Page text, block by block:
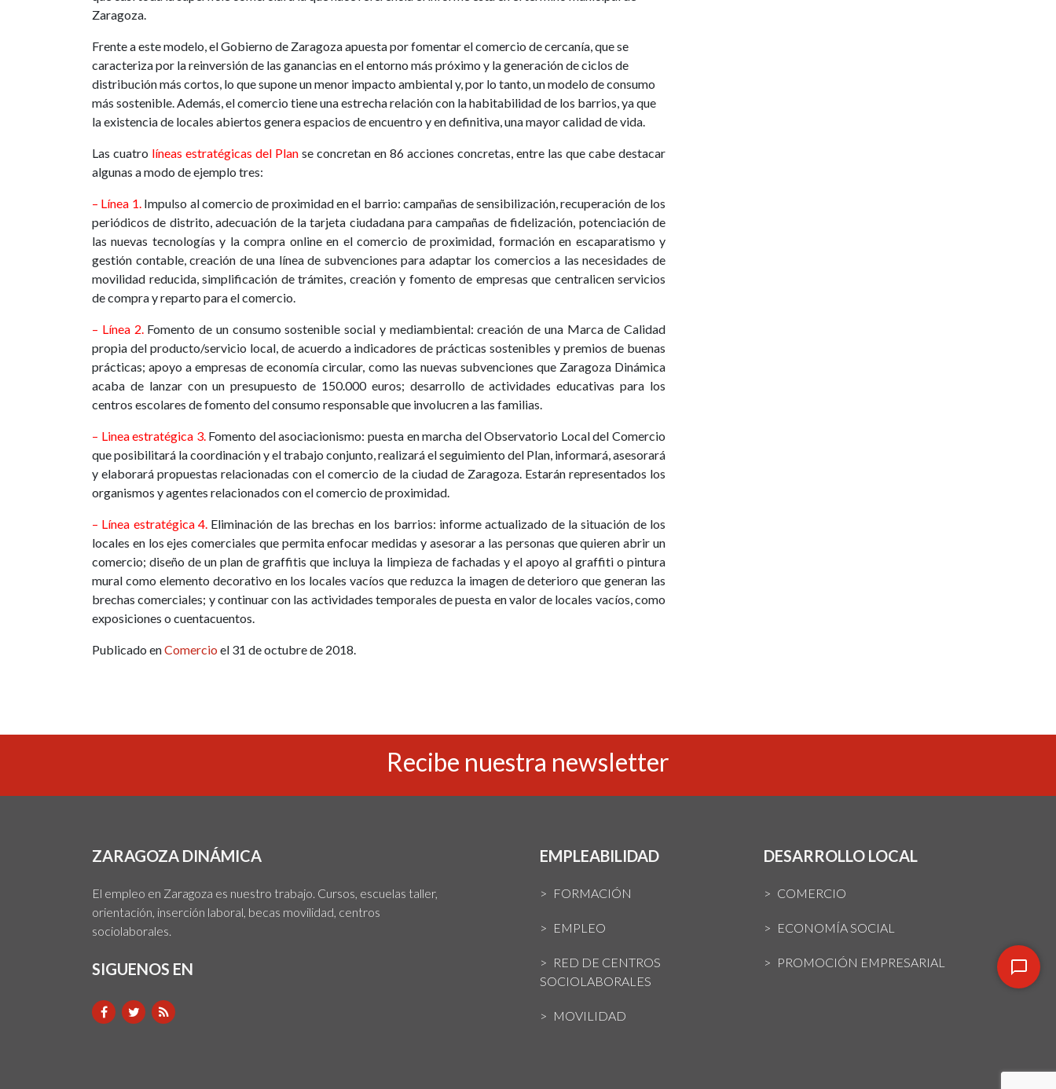
Zaragoza.
Frente a este modelo, el Gobierno de Zaragoza apuesta por fomentar el comercio de cercanía, que se
caracteriza por la reinversión de las ganancias en el entorno más próximo y la generación de ciclos de
distribución más cortos, lo que supone un menor impacto ambiental y, por lo tanto, un modelo de consumo
más sostenible. Además, el comercio tiene una estrecha relación con la habitabilidad de los barrios, ya que
la existencia de locales abiertos genera espacios de encuentro y en definitiva, una mayor calidad de vida.
Las cuatro líneas estratégicas del Plan se concretan en 86 acciones concretas, entre las que cabe destacar
algunas a modo de ejemplo tres:
– Línea 1. Impulso al comercio de proximidad en el barrio:campañas de sensibilización, recuperación de los
periódicos de distrito, adecuación de la tarjeta ciudadana para campañas de fidelización, potenciación de
las nuevas tecnologías y la compra online en el comercio de proximidad, formación en escaparatismo y
gestión contable, creación de una línea de subvenciones para adaptar los comercios a las necesidades de
movilidad reducida, simplificación de trámites, creación y fomento de empresas que centralicen servicios
de compra y reparto para el comercio.
– Línea 2. Fomento de un consumo sostenible social y mediambiental: creación de una Marca de Calidad
propia del producto/servicio local, de acuerdo a indicadores de prácticas sostenibles y premios de buenas
prácticas; apoyo a empresas de economía circular, como las nuevas subvenciones que Zaragoza Dinámica
acaba de lanzar con un presupuesto de 150.000 euros; desarrollo de actividades educativas para los
centros escolares de fomento del consumo responsable que involucren a las familias.
– Linea estratégica 3. Fomento del asociacionismo: puesta en marcha del Observatorio Local del Comercio
que posibilitará la coordinación y el trabajo conjunto, realizará el seguimiento del Plan, informará, asesorará
y elaborará propuestas relacionadas con el comercio de la ciudad de Zaragoza. Estarán representados los
organismos y agentes relacionados con el comercio de proximidad.
– Línea estratégica 4. Eliminación de las brechas en los barrios: informe actualizado de la situación de los
locales en los ejes comerciales que permita enfocar medidas y asesorar a las personas que quieren abrir un
comercio; diseño de un plan de graffitis que incluya la limpieza de fachadas y el apoyo al graffiti o pintura
mural como elemento decorativo en los locales vacíos que reduzca la imagen de deterioro que generan las
brechas comerciales; y continuar con las actividades temporales de puesta en valor de locales vacíos, como
exposiciones o cuentacuentos.
Publicado enComercio el 31 de octubre de 2018.
Recibe nuestra newsletter
ZARAGOZA DINÁMICA
El empleo en Zaragoza es nuestro trabajo. Cursos, escuelas taller,
orientación, inserción laboral, becas movilidad, centros
sociolaborales.
SIGUENOS EN
EMPLEABILIDAD
FORMACIÓN
EMPLEO
RED DE CENTROS
SOCIOLABORALES
MOVILIDAD
DESARROLLO LOCAL
COMERCIO
ECONOMÍA SOCIAL
PROMOCIÓN EMPRESARIAL